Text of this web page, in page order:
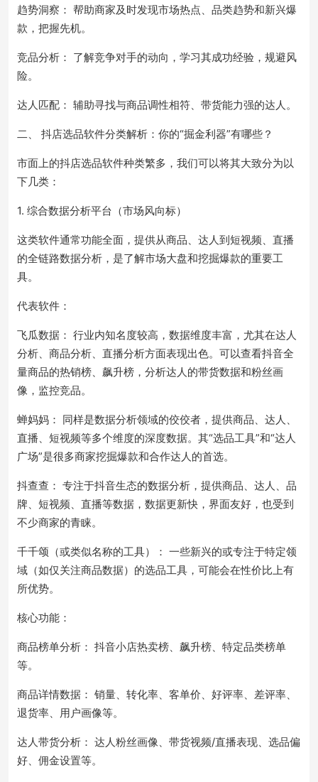
趋势洞察： 帮助商家及时发现市场热点、品类趋势和新兴爆
款，把握先机。
竞品分析： 了解竞争对手的动向，学习其成功经验，规避风
险。
达人匹配： 辅助寻找与商品调性相符、带货能力强的达人。
二、 抖店选品软件分类解析：你的“掘金利器”有哪些？
市面上的抖店选品软件种类繁多，我们可以将其大致分为以
下几类：
1. 综合数据分析平台（市场风向标）
这类软件通常功能全面，提供从商品、达人到短视频、直播
的全链路数据分析，是了解市场大盘和挖掘爆款的重要工
具。
代表软件：
飞瓜数据： 行业内知名度较高，数据维度丰富，尤其在达人
分析、商品分析、直播分析方面表现出色。可以查看抖音全
量商品的热销榜、飙升榜，分析达人的带货数据和粉丝画
像，监控竞品。
蝉妈妈： 同样是数据分析领域的佼佼者，提供商品、达人、
直播、短视频等多个维度的深度数据。其“选品工具”和“达人
广场”是很多商家挖掘爆款和合作达人的首选。
抖查查： 专注于抖音生态的数据分析，提供商品、达人、品
牌、短视频、直播等数据，数据更新快，界面友好，也受到
不少商家的青睐。
千千颂（或类似名称的工具）： 一些新兴的或专注于特定领
域（如仅关注商品数据）的选品工具，可能会在性价比上有
所优势。
核心功能：
商品榜单分析： 抖音小店热卖榜、飙升榜、特定品类榜单
等。
商品详情数据： 销量、转化率、客单价、好评率、差评率、
退货率、用户画像等。
达人带货分析： 达人粉丝画像、带货视频/直播表现、选品偏
好、佣金设置等。